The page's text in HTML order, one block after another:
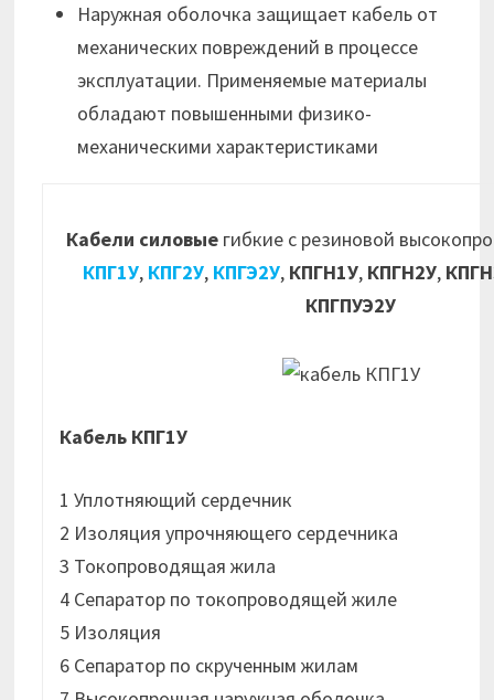
Наружная оболочка защищает кабель от
механических повреждений в процессе
эксплуатации. Применяемые материалы
обладают повышенными физико-
механическими характеристиками
Кабели силовыегибкие с резиновой
КПГ1У, КПГ2У, КПГЭ2У, КПГН1У, КПГН2У,
КПГПУЭ2У
Кабель КПГ1У
1 Уплотняющий сердечник
2 Изоляция упрочняющего сердечника
3 Токопроводящая жила
4 Сепаратор по токопроводящей жиле
5 Изоляция
6 Сепаратор по скрученным жилам